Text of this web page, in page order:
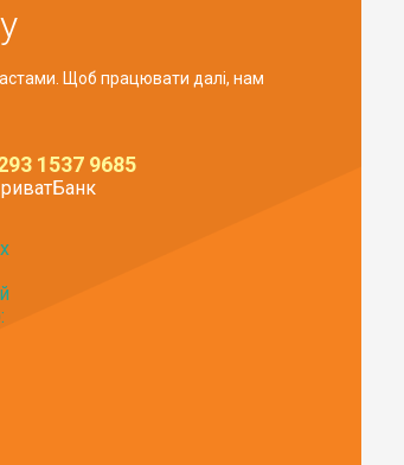
Щоб працювати далі, нам
1537 9685